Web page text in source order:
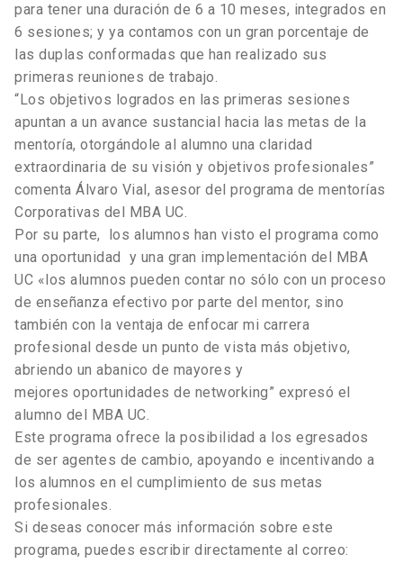
para tener una duración de 6 a 10 meses, integrados en
6 sesiones; y ya contamos con un gran porcentaje de
las duplas conformadas que han realizado sus
primeras reuniones de trabajo.
“Los objetivos logrados en las primeras sesiones
apuntan a un avance sustancial hacia las metas de la
mentoría, otorgándole al alumno una claridad
extraordinaria de su visión y objetivos profesionales”
comenta Álvaro Vial, asesor del programa de mentorías
Corporativas del MBA UC.
Por su parte, los alumnos han visto el programa como
una oportunidad y una gran implementación del MBA
UC «los alumnos pueden contar no sólo con un proceso
de enseñanza efectivo por parte del mentor, sino
también con la ventaja de enfocar mi carrera
profesional desde un punto de vista más objetivo,
abriendo un abanico de mayores y
mejores oportunidades de networking” expresó el
alumno del MBA UC.
Este programa ofrece la posibilidad a los egresados
de ser agentes de cambio, apoyando e incentivando a
los alumnos en el cumplimiento de sus metas
profesionales.
Si deseas conocer más información sobre este
programa, puedes escribir directamente al correo: